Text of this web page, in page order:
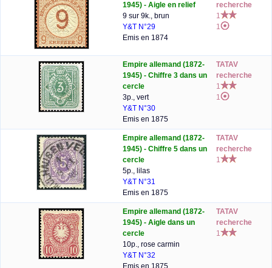
1945) - Aigle en relief
9 sur 9k., brun
Y&T N°29
Emis en 1874
recherche
1
1
Empire allemand (1872-
1945) - Chiffre 3 dans un
cercle
3p., vert
Y&T N°30
Emis en 1875
TATAV
recherche
1
1
Empire allemand (1872-
1945) - Chiffre 5 dans un
cercle
5p., lilas
Y&T N°31
Emis en 1875
TATAV
recherche
1
Empire allemand (1872-
1945) - Aigle dans un
cercle
10p., rose carmin
Y&T N°32
Emis en 1875
TATAV
recherche
1